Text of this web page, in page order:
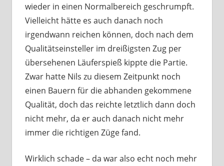
wieder in einen Normalbereich geschrumpft.
Vielleicht hätte es auch danach noch
irgendwann reichen können, doch nach dem
Qualitätseinsteller im dreißigsten Zug per
übersehenen Läuferspieß kippte die Partie.
Zwar hatte Nils zu diesem Zeitpunkt noch
einen Bauern für die abhanden gekommene
Qualität, doch das reichte letztlich dann doch
nicht mehr, da er auch danach nicht mehr
immer die richtigen Züge fand.
Wirklich schade – da war also echt noch mehr